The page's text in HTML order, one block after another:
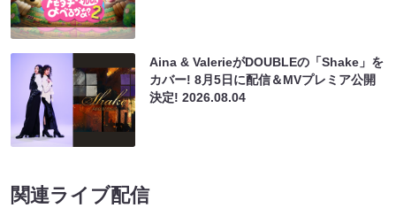
Aina & ValerieがDOUBLEの「Shake」を
カバー! 8月5日に配信＆MVプレミア公開
決定!2026.08.04
関連ライブ配信